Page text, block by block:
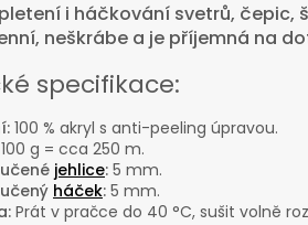
pletení i háčkování svetrů, čepic,
neškrábe a je příjemná na
specifikace:
100 % akryl s anti-peeling úpravou.
100 g = cca 250 m.
jehlice: 5 mm.
háček: 5 mm.
Prát v pračce do 40 °C, sušit volně